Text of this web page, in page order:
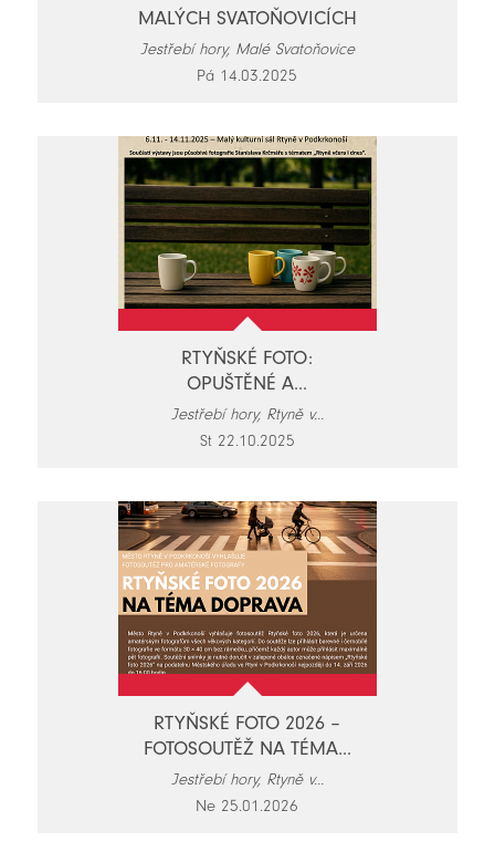
MALÝCH SVATOŇOVICÍCH
Jestřebí hory, Malé Svatoňovice
Pá 14.03.2025
RTYŇSKÉ FOTO:
OPUŠTĚNÉ A...
Jestřebí hory, Rtyně v...
St 22.10.2025
RTYŇSKÉ FOTO 2026 –
FOTOSOUTĚŽ NA TÉMA...
Jestřebí hory, Rtyně v...
Ne 25.01.2026